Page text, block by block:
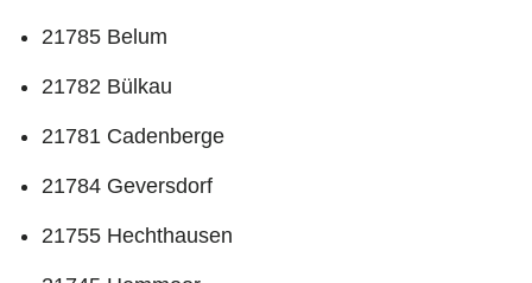
21785 Belum
21782 Bülkau
21781 Cadenberge
21784 Geversdorf
21755 Hechthausen